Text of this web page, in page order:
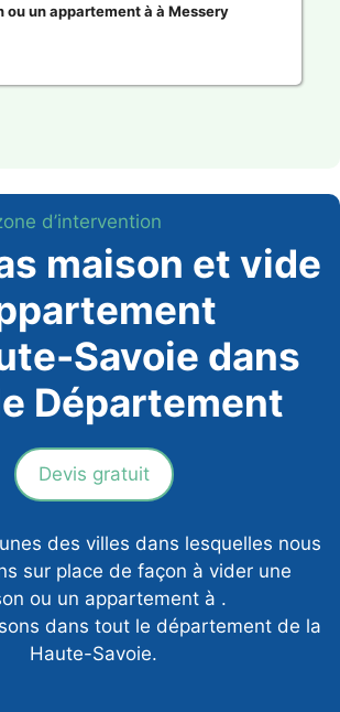
ou un appartement à à Messery
d’intervention
maison et vide
Savoie dans
Département
Devis gratuit
des villes dans lesquelles nous
sur place de façon à vider une
ou un appartement à .
dans tout le département de la
Haute-Savoie.